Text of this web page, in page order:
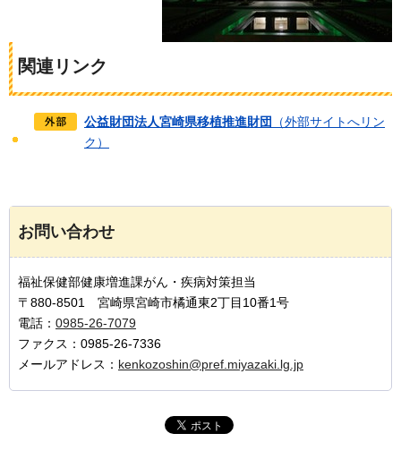
関連リンク
公益財団法人宮崎県移植推進財団
（外部サイトへリン
ク）
お問い合わせ
福祉保健部健康増進課がん・疾病対策担当
〒880-8501 宮崎県宮崎市橘通東2丁目10番1号
電話： 0985-26-7079
ファクス：0985-26-7336
メールアドレス： kenkozoshin@pref.miyazaki.lg.jp